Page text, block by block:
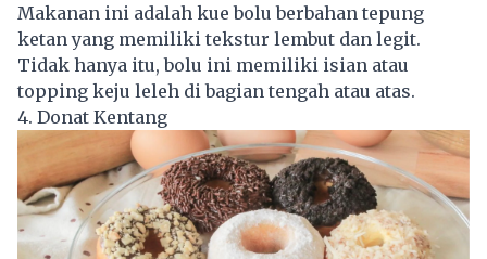
Makanan ini adalah kue bolu berbahan tepung
ketan yang memiliki tekstur lembut dan legit.
Tidak hanya itu, bolu ini memiliki isian atau
topping keju leleh di bagian tengah atau atas.
4. Donat Kentang